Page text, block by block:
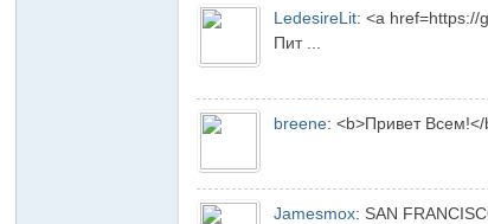
LedesireLit:<a href=https://
Пит ...
breene:<b>Привет Всем!</
Jamesmox: SAN